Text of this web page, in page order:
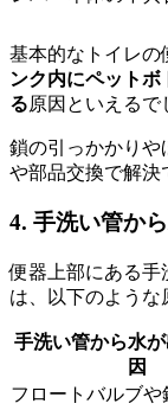
基本的なトイレの
ンク内にペット
る原因といえるで
鎖の引っかかりや
や部品交換で解決
4. 手洗い管か
便器上部にある手
は、以下のような
手洗い管から水
因
フロートバルブや